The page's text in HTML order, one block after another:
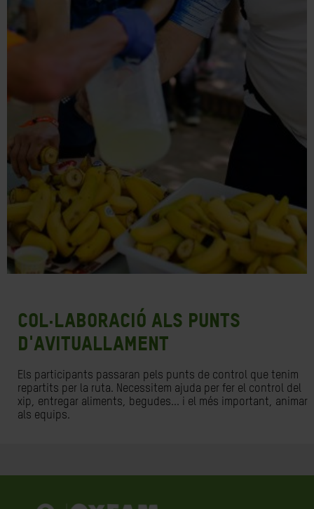
COL·LABORACIÓ ALS PUNTS
D'AVITUALLAMENT
Els participants passaran pels punts de control que tenim
repartits per la ruta. Necessitem ajuda per fer el control del
xip, entregar aliments, begudes... i el més important, animar
als equips.